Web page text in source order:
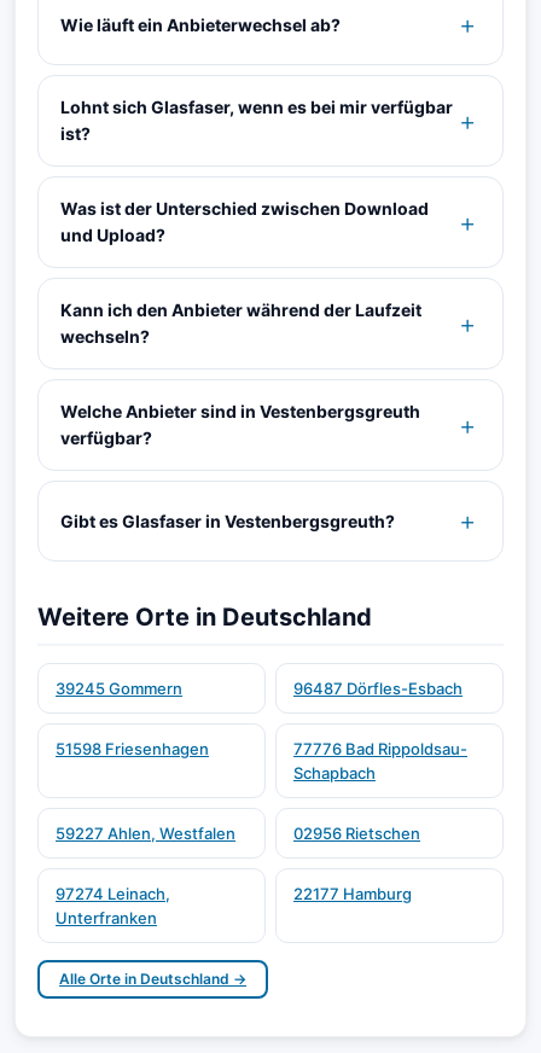
Wie läuft ein Anbieterwechsel ab?
Lohnt sich Glasfaser, wenn es bei mir verfügbar
ist?
Was ist der Unterschied zwischen Download
und Upload?
Kann ich den Anbieter während der Laufzeit
wechseln?
Welche Anbieter sind in Vestenbergsgreuth
verfügbar?
Gibt es Glasfaser in Vestenbergsgreuth?
Weitere Orte in Deutschland
39245 Gommern 96487 Dörfles-Esbach
51598 Friesenhagen
77776 Bad Rippoldsau-
Schapbach
59227 Ahlen, Westfalen 02956 Rietschen
97274 Leinach,
Unterfranken
22177 Hamburg
Alle Orte in Deutschland →